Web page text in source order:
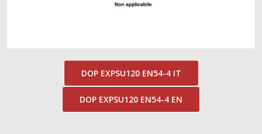
DOP EXPSU120 EN54-4 IT
DOP EXPSU120 EN54-4 EN